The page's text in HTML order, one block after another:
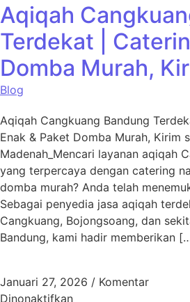
Aqiqah
Terdekat |
Domba Murah,
Blog
Aqiqah Cangkuang Bandung
Enak & Paket Domba Murah,
Madenah_Mencari layanan aqiqah
yang terpercaya dengan catering
domba murah? Anda telah
Sebagai penyedia jasa aqiqah
Cangkuang, Bojongsoang, dan
Bandung, kami hadir memberikan
Januari 27, 2026 / Komentar
Dinonaktifkanpada Aqiqah